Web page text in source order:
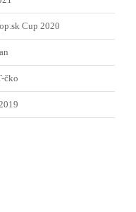
Cup 2020
čko